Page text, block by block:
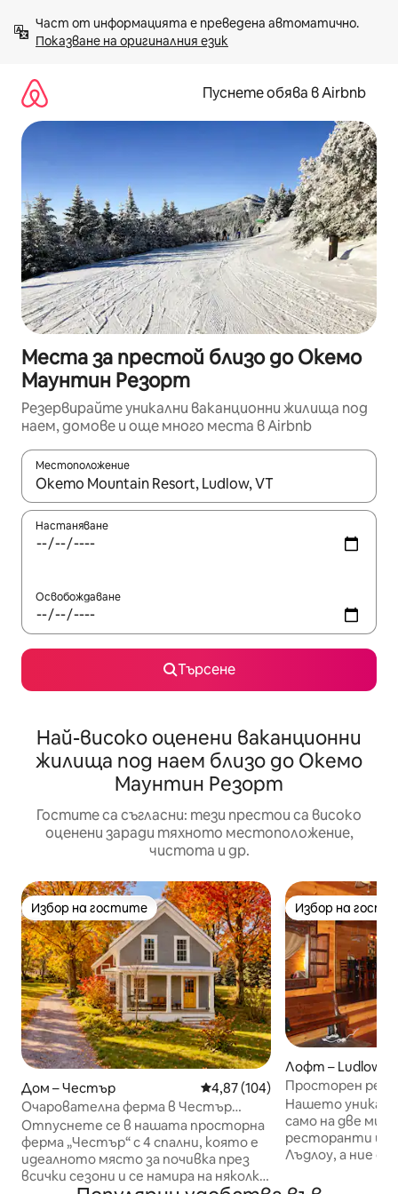
към
съдържанието
Показване на оригиналния език
Пуснете обява в Airbnb
Места за престой близо до Окемо
Маунтин Резорт
Резервирайте уникални ваканционни жилища под
наем, домове и още много места в Airbnb
Местоположение
Когато резултатите се покажат, използвайте
Настаняване
Освобождаване
Търсене
Най-високо оценени ваканционни
жилища под наем близо до Окемо
Маунтин Резорт
Гостите са съгласни: тези престои са високо
оценени заради тяхното местоположение,
чистота и др.
Избор на гостите
Избор на гостите
Дом – Честър Средна оценка: 4,87 от 5,
4,87 (104)
Очарователна ферма в Честър
близо до VT Slopes
Отпуснете се в нашата просторна
ферма „Честър“ с 4 спални, която е
идеалното място за почивка през
всички сезони и се намира на няколко
Избор на
Избор на
Лофт – Ludlow
Просторен
в хамбар на 100
Нашето
само на две
ресторанти и
Лъдлоу, а ние
Бътърмилк